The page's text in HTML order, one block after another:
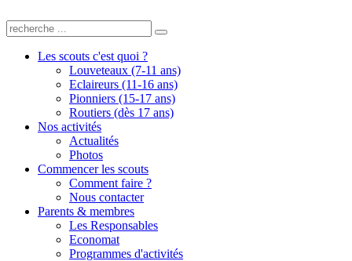
Les scouts c'est quoi ?
Louveteaux (7-11 ans)
Eclaireurs (11-16 ans)
Pionniers (15-17 ans)
Routiers (dès 17 ans)
Nos activités
Actualités
Photos
Commencer les scouts
Comment faire ?
Nous contacter
Parents & membres
Les Responsables
Economat
Programmes d'activités